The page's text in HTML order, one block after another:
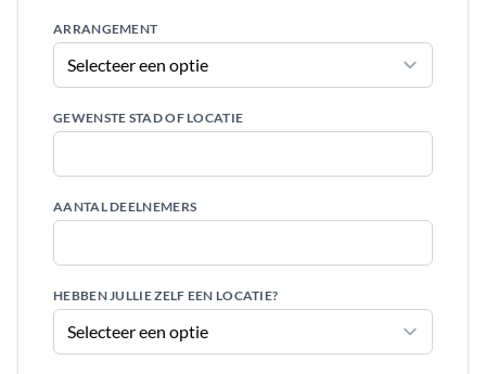
ARRANGEMENT
GEWENSTE STAD OF LOCATIE
AANTAL DEELNEMERS
HEBBEN JULLIE ZELF EEN LOCATIE?